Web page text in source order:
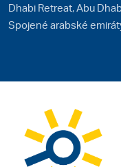
Dhabi Retreat, Abu
Spojené arabské